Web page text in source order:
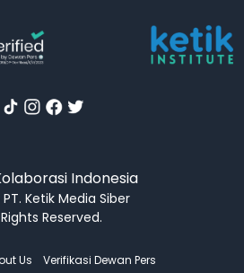
Indonesia
Ketik Media Siber
Reserved.
Us Verifikasi Dewan Pers